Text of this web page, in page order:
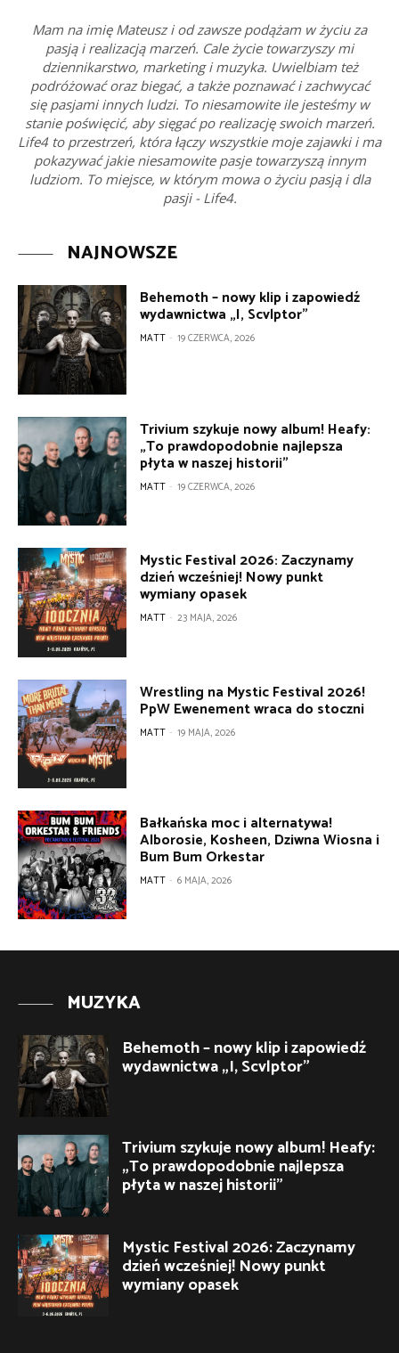
Mam na imię Mateusz i od zawsze podążam w życiu za
pasją i realizacją marzeń. Cale życie towarzyszy mi
dziennikarstwo, marketing i muzyka. Uwielbiam też
podróżować oraz biegać, a także poznawać i zachwycać
się pasjami innych ludzi. To niesamowite ile jesteśmy w
stanie poświęcić, aby sięgać po realizację swoich marzeń.
Life4 to przestrzeń, która łączy wszystkie moje zajawki i ma
pokazywać jakie niesamowite pasje towarzyszą innym
ludziom. To miejsce, w którym mowa o życiu pasją i dla
pasji - Life4.
NAJNOWSZE
Behemoth – nowy klip i zapowiedź
wydawnictwa „I, Scvlptor”
MATT - 19 CZERWCA, 2026
Trivium szykuje nowy album! Heafy:
„To prawdopodobnie najlepsza
płyta w naszej historii”
MATT - 19 CZERWCA, 2026
Mystic Festival 2026: Zaczynamy
dzień wcześniej! Nowy punkt
wymiany opasek
MATT - 23 MAJA, 2026
Wrestling na Mystic Festival 2026!
PpW Ewenement wraca do stoczni
MATT - 19 MAJA, 2026
Bałkańska moc i alternatywa!
Alborosie, Kosheen, Dziwna Wiosna i
Bum Bum Orkestar
MATT - 6 MAJA, 2026
MUZYKA
Behemoth – nowy klip i zapowiedź
wydawnictwa „I, Scvlptor”
Trivium szykuje nowy album! Heafy:
„To prawdopodobnie najlepsza
płyta w naszej historii”
Mystic Festival 2026: Zaczynamy
dzień wcześniej! Nowy punkt
wymiany opasek